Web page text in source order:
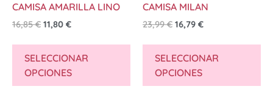
CAMISA AMARILLA LINO
16,85€ 11,80 €
SELECCIONAR
OPCIONES
CAMISA MILAN
23,99€ 16,79 €
SELECCIONAR
OPCIONES